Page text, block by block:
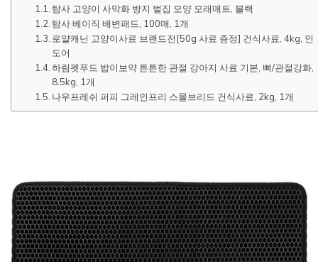
탐사 고양이 사막화 방지 벌집 모양 모래매트, 블랙
탐사 베이직 배변패드, 100매, 1개
로얄캐닌 고양이사료 브랜드전[50g 사료 증정] 건식사료, 4kg, 인
도어
하림펫푸드 밥이보약 튼튼한 관절 강아지 사료 기본, 뼈/관절강화,
8.5kg, 1개
나우프레쉬 퍼피 그레인프리 스몰브리드 건식사료, 2kg, 1개